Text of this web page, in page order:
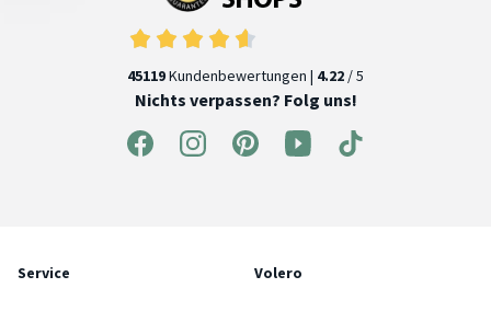
45119Kundenbewertungen | 4.22 / 5
Nichts verpassen? Folg uns!
Service Volero